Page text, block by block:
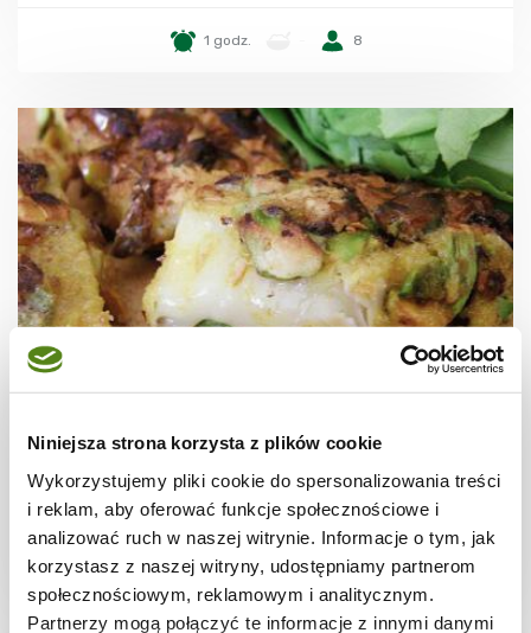
Niniejsza strona korzysta z plików cookie
Wykorzystujemy pliki cookie do spersonalizowania treści
i reklam, aby oferować funkcje społecznościowe i
analizować ruch w naszej witrynie. Informacje o tym, jak
korzystasz z naszej witryny, udostępniamy partnerom
społecznościowym, reklamowym i analitycznym.
Partnerzy mogą połączyć te informacje z innymi danymi
1 godz. 8
Cammembert w pistacjach
- - -